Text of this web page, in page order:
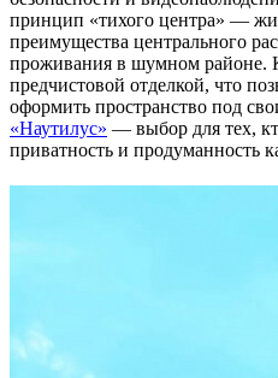
принцип «тихого центра» —
преимущества центрального
проживания в шумном районе.
предчистовой отделкой, что
оформить пространство под
«Наутилус» — выбор для тех,
приватность и продуманность